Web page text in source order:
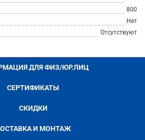
800
Нет
Отсутствуют
ДЛЯ ФИЗ/ЮР.ЛИЦ
СЕРТИФИКАТЫ
СКИДКИ
И МОНТАЖ